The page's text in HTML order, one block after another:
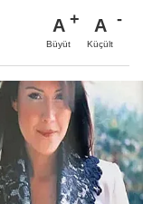
A
Büyüt
A
Küçült